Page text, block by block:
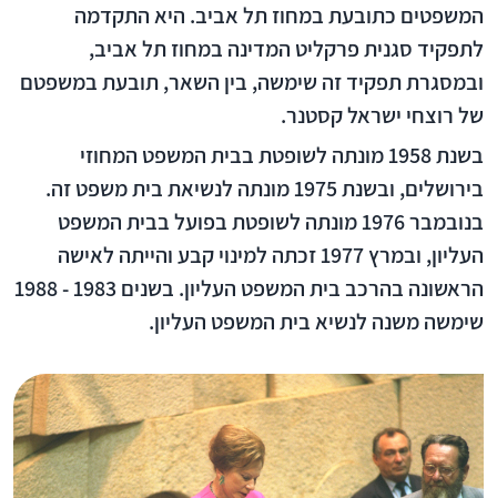
המשפטים כתובעת במחוז תל אביב. היא התקדמה
לתפקיד סגנית פרקליט המדינה במחוז תל אביב,
ובמסגרת תפקיד זה שימשה, בין השאר, תובעת במשפטם
של רוצחי ישראל קסטנר.
בשנת 1958 מונתה לשופטת בבית המשפט המחוזי
בירושלים, ובשנת 1975 מונתה לנשיאת בית משפט זה.
בנובמבר 1976 מונתה לשופטת בפועל בבית המשפט
העליון, ובמרץ 1977 זכתה למינוי קבע והייתה לאישה
הראשונה בהרכב בית המשפט העליון. בשנים 1983 - 1988
שימשה משנה לנשיא בית המשפט העליון.